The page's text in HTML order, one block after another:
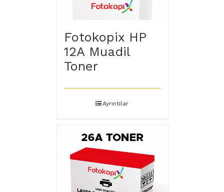
Fotokopix HP
12A Muadil
Toner
Ayrıntılar